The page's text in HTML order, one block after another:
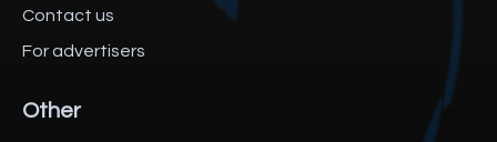
Contact us
For advertisers
Other